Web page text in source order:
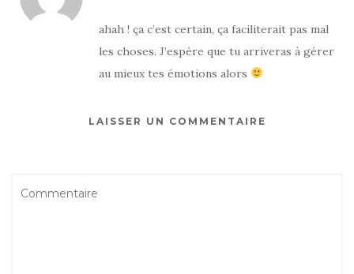
ahah ! ça c’est certain, ça faciliterait pas mal
les choses. J’espère que tu arriveras à gérer
au mieux tes émotions alors
LAISSER UN COMMENTAIRE